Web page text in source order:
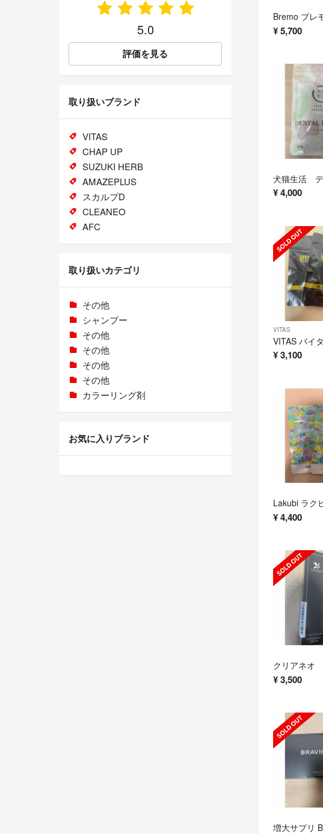
¥5,700
¥4,000
VITAS
¥3,100
¥4,400
¥3,500
5.0
評価を見る
取り扱いブランド
VITAS
CHAP UP
SUZUKI HERB
AMAZEPLUS
スカルプD
CLEANEO
AFC
取り扱いカテゴリ
その他
シャンプー
その他
その他
その他
その他
カラーリング剤
お気に入りブランド